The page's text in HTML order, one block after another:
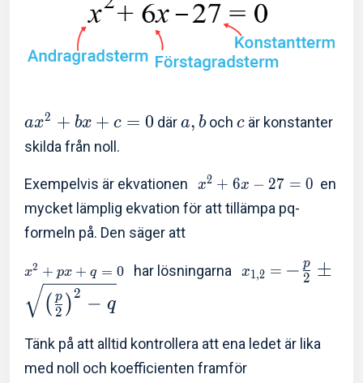
ax2 + bx + c = 0 dära, bochc är konstanter
skilda från noll.
Exempelvis är ekvationen x2 + 6x − 27 = 0 en
mycket lämplig ekvation för att tillämpa pq-
formeln på. Den säger att
x2 + px + q = 0har lösningarna x1,2 = − 2
p ±
( 2
p )2 − q
Tänk på att alltid kontrollera att ena ledet är lika
med noll och koefficienten framför